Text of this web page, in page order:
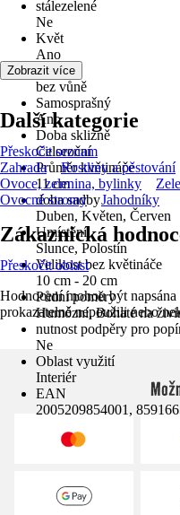
stálezelené
Ne
Květ
Ano
Vůně
bez vůně
Samosprašný
Ano
Doba sklizně
Celoroční
Průměr květináče
11 cm
doba sadby
Duben, Květen, Červen
Umístění
Slunce, Polostín
Velikost bez květináče
10 cm - 20 cm
Půdní poměry
Humózní, Bohaté na
nutnost podpěry pro
Ne
Oblast využití
Interiér
EAN
2005209854001,
Zobrazit více
Další kategorie
Přeskočit seznam
Zahrada
Rostliny a pěstování
Ovoce, zelenina, bylinky
Ovocné stromy
Jahodníky
Zákaznická
Přeskočit oblast
Hodnocení mohou být
prokazatelně nepoužili nebo